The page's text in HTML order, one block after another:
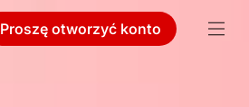
Proszę otworzyć konto